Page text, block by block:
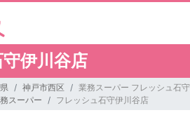
伊川谷店
神戸市西区
業務スーパー フレッシュ石
スーパー フレッシュ石守伊川谷店